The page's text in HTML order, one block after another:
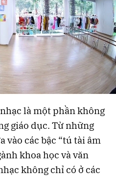
là một phần không
giáo dục. Từ những
vào các bậc “tú tài âm
khoa học và văn
không chỉ có ở các